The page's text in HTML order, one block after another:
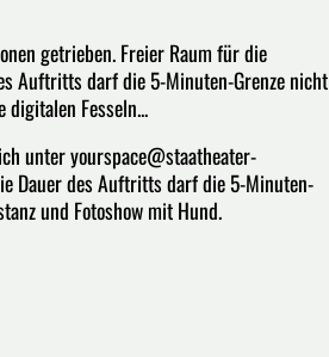
getrieben. Freier Raum für die
Auftritts darf die 5-Minuten-Grenze nicht
Fesseln...
unter yourspace@staatheater-
Dauer des Auftritts darf die 5-Minuten-
und Fotoshow mit Hund.